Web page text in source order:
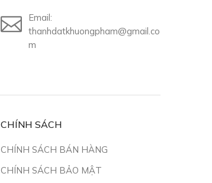
Email:
thanhdatkhuongpham@gmail.co
m
CHÍNH SÁCH
CHÍNH SÁCH BÁN HÀNG
CHÍNH SÁCH BẢO MẬT